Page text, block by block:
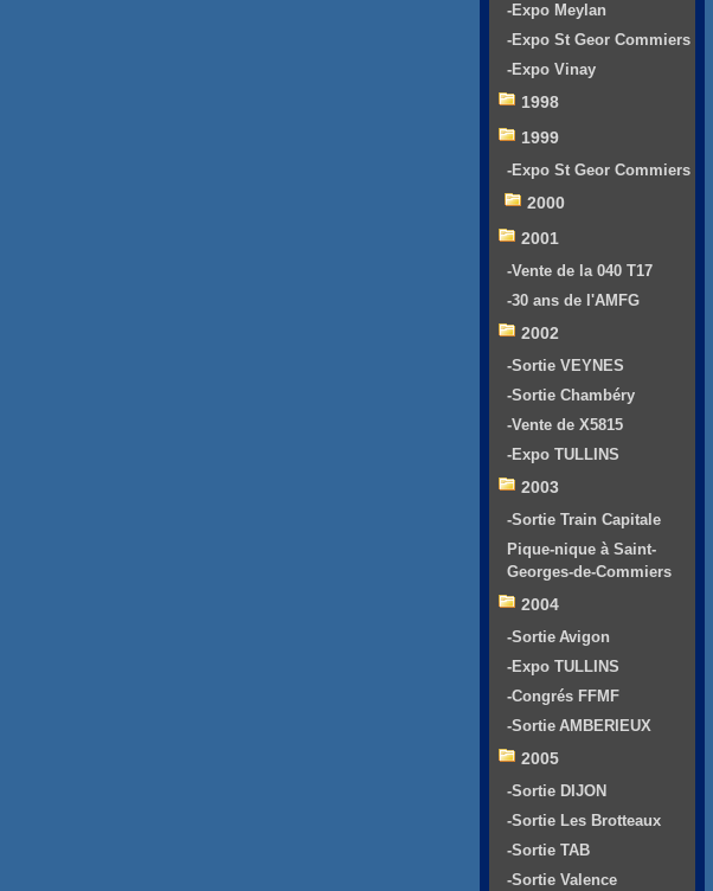
-Expo Meylan
-Expo St Geor Commiers
-Expo Vinay
1998
1999
-Expo St Geor Commiers
2000
2001
-Vente de la 040 T17
-30 ans de l'AMFG
2002
-Sortie VEYNES
-Sortie Chambéry
-Vente de X5815
-Expo TULLINS
2003
-Sortie Train Capitale
Pique-nique à Saint-
Georges-de-Commiers
2004
-Sortie Avigon
-Expo TULLINS
-Congrés FFMF
-Sortie AMBERIEUX
2005
-Sortie DIJON
-Sortie Les Brotteaux
-Sortie TAB
-Sortie Valence